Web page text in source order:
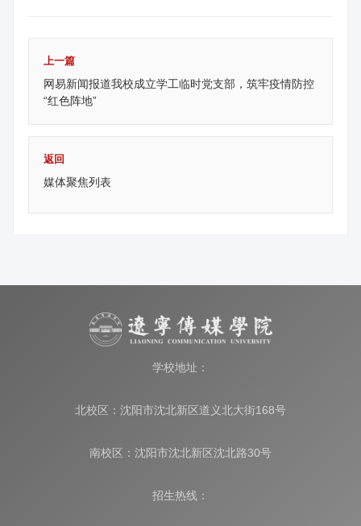
上一篇
网易新闻报道我校成立学工临时党支部，筑牢疫情防控
“红色阵地”
返回
媒体聚焦列表
学校地址：
北校区：沈阳市沈北新区道义北大街168号
南校区：沈阳市沈北新区沈北路30号
招生热线：